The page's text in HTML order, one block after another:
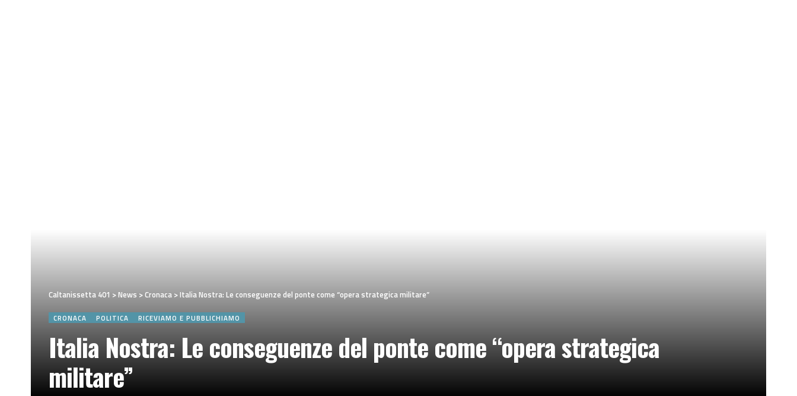
Caltanissetta 401 >News >Cronaca >Italia Nostra: Le conseguenze del ponte come “opera strategica militare”
CRONACA POLITICA RICEVIAMO E PUBBLICHIAMO
Italia Nostra: Le conseguenze del ponte come “opera strategica
militare”